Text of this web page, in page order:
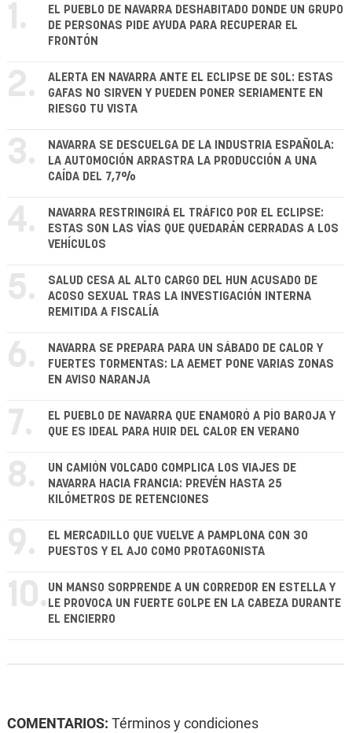
1.
EL PUEBLO DE NAVARRA DESHABITADO DONDE UN GRUPO
DE PERSONAS PIDE AYUDA PARA RECUPERAR EL
FRONTÓN
2.
ALERTA EN NAVARRA ANTE EL ECLIPSE DE SOL: ESTAS
GAFAS NO SIRVEN Y PUEDEN PONER SERIAMENTE EN
RIESGO TU VISTA
3.
NAVARRA SE DESCUELGA DE LA INDUSTRIA ESPAÑOLA:
LA AUTOMOCIÓN ARRASTRA LA PRODUCCIÓN A UNA
CAÍDA DEL 7,7%
4.
NAVARRA RESTRINGIRÁ EL TRÁFICO POR EL ECLIPSE:
ESTAS SON LAS VÍAS QUE QUEDARÁN CERRADAS A LOS
VEHÍCULOS
5.
SALUD CESA AL ALTO CARGO DEL HUN ACUSADO DE
ACOSO SEXUAL TRAS LA INVESTIGACIÓN INTERNA
REMITIDA A FISCALÍA
6.
NAVARRA SE PREPARA PARA UN SÁBADO DE CALOR Y
FUERTES TORMENTAS: LA AEMET PONE VARIAS ZONAS
EN AVISO NARANJA
7.
EL PUEBLO DE NAVARRA QUE ENAMORÓ A PÍO BAROJA Y
QUE ES IDEAL PARA HUIR DEL CALOR EN VERANO
8.
UN CAMIÓN VOLCADO COMPLICA LOS VIAJES DE
NAVARRA HACIA FRANCIA: PREVÉN HASTA 25
KILÓMETROS DE RETENCIONES
9.
EL MERCADILLO QUE VUELVE A PAMPLONA CON 30
PUESTOS Y EL AJO COMO PROTAGONISTA
10. UN MANSO SORPRENDE A UN CORREDOR EN ESTELLA Y
LE PROVOCA UN FUERTE GOLPE EN LA CABEZA DURANTE
EL ENCIERRO
COMENTARIOS: Términos y condiciones